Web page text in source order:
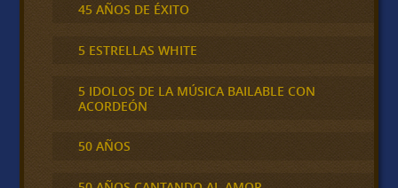
45 AÑOS DE ÉXITO
5 ESTRELLAS WHITE
5 IDOLOS DE LA MÚSICA BAILABLE CON
ACORDEÓN
50 AÑOS